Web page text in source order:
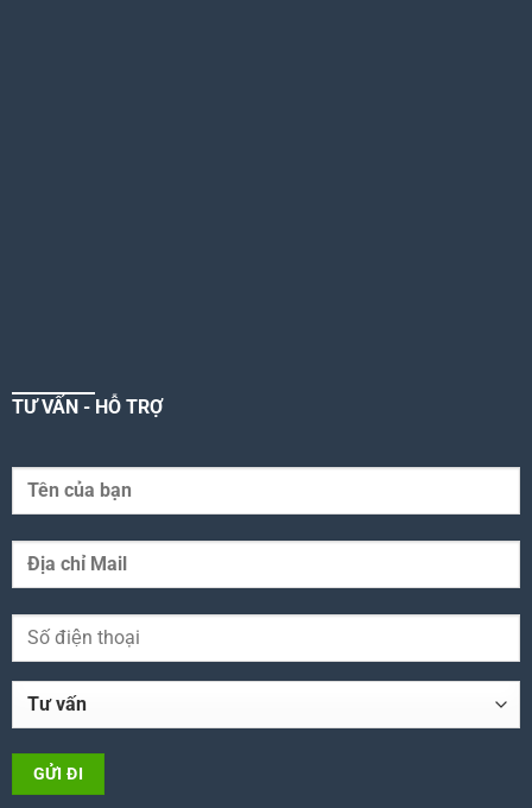
TƯ VẤN - HỖ TRỢ